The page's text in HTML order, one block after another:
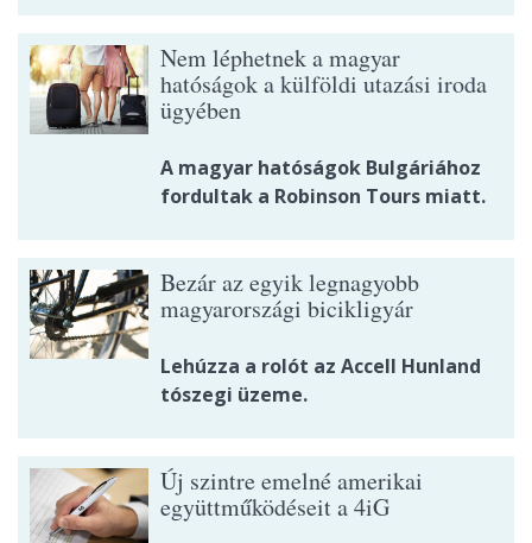
Nem léphetnek a magyar
hatóságok a külföldi utazási iroda
ügyében
A magyar hatóságok Bulgáriához
fordultak a Robinson Tours miatt.
Bezár az egyik legnagyobb
magyarországi bicikligyár
Lehúzza a rolót az Accell Hunland
tószegi üzeme.
Új szintre emelné amerikai
együttműködéseit a 4iG